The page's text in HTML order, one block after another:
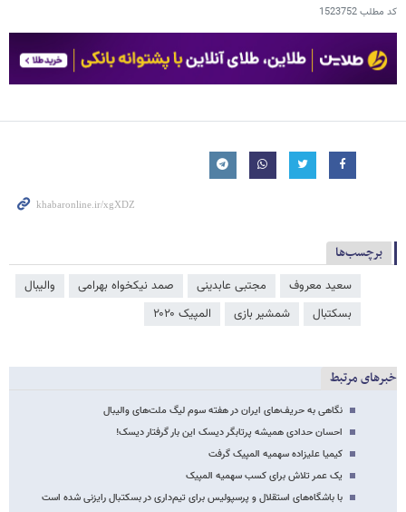
کد مطلب1523752
برچسب‌ها
سعید معروف مجتبی عابدینی صمد نیکخواه بهرامی
والیبال
بسکتبال
شمشیر بازی المپیک ۲۰۲۰
خبرهای مرتبط
نگاهی به حریف‌های ایران در هفته سوم لیگ ملت‌های والیبال
احسان حدادی همیشه پرتابگر دیسک این بار گرفتار دیسک!
کیمیا علیزاده سهمیه المپیک گرفت
یک عمر تلاش برای کسب سهمیه المپیک
با باشگاه‌های استقلال و پرسپولیس برای تیم‌داری در بسکتبال رایزنی شده است